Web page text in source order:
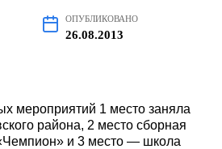
ОПУБЛИКОВАНО
26.08.2013
мероприятий 1 место заняла
района, 2 место сборная
и 3 место — школа